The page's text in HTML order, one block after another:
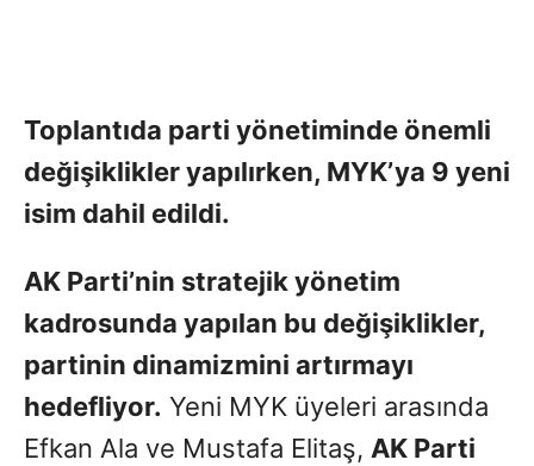
Toplantıda parti yönetiminde önemli
değişiklikler yapılırken, MYK’ya 9 yeni
isim dahil edildi.
AK Parti’nin stratejik yönetim
kadrosunda yapılan bu değişiklikler,
partinin dinamizmini artırmayı
hedefliyor. Yeni MYK üyeleri arasında
Efkan Ala ve Mustafa Elitaş, AK Parti